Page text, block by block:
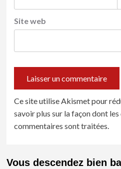
Site web
Ce site utilise Akismet pour
savoir plus sur la façon dont les
commentaires sont traitées.
Vous descendez bien